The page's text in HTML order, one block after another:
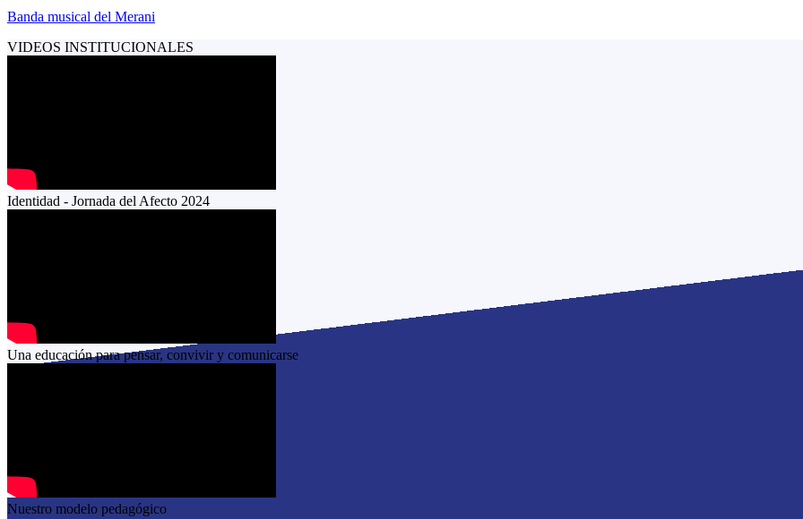
Banda musical del Merani
VIDEOS INSTITUCIONALES
Identidad - Jornada del Afecto 2024
Una educación para pensar, convivir y comunicarse
Nuestro modelo pedagógico